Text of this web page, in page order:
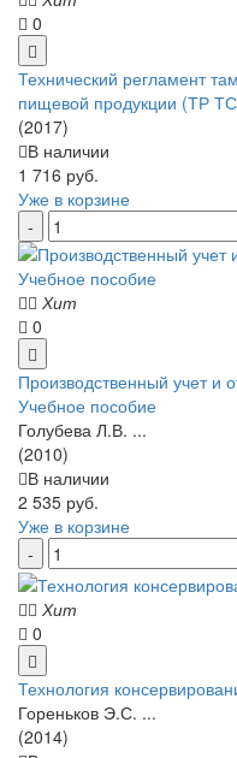
0
Технический регламент
пищевой продукции (ТР
(2017)
В наличии
1 716 руб.
Уже в корзине
Хит
0
Производственный учет и
Учебное пособие
Голубева Л.В. ...
(2010)
В наличии
2 535 руб.
Уже в корзине
Хит
0
Технология
Гореньков Э.С. ...
(2014)